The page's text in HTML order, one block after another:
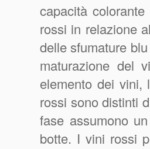
capacità
rossi in relazione
delle sfumature
maturazione del
elemento dei vini,
rossi sono distinti
fase assumono
botte. I vini rossi